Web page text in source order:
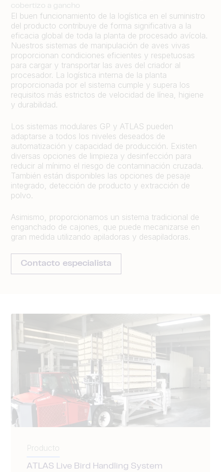
cobertizo a gancho
El buen funcionamiento de la logística en el suministro
del producto contribuye de forma significativa a la
eficacia global de toda la planta de procesado avícola.
Nuestros sistemas de manipulación de aves vivas
proporcionan condiciones eficientes y respetuosas
para cargar y transportar las aves del criador al
procesador. La logística interna de la planta
proporcionada por el sistema cumple y supera los
requisitos más estrictos de velocidad de línea, higiene
y durabilidad.
Los sistemas modulares GP y ATLAS pueden
adaptarse a todos los niveles deseados de
automatización y capacidad de producción. Existen
diversas opciones de limpieza y desinfección para
reducir al mínimo el riesgo de contaminación cruzada.
También están disponibles las opciones de pesaje
integrado, detección de producto y extracción de
polvo.
Asimismo, proporcionamos un sistema tradicional de
enganchado de cajones, que puede mecanizarse en
gran medida utilizando apiladoras y desapiladoras.
Contacto especialista
Producto
ATLAS Live Bird Handling System